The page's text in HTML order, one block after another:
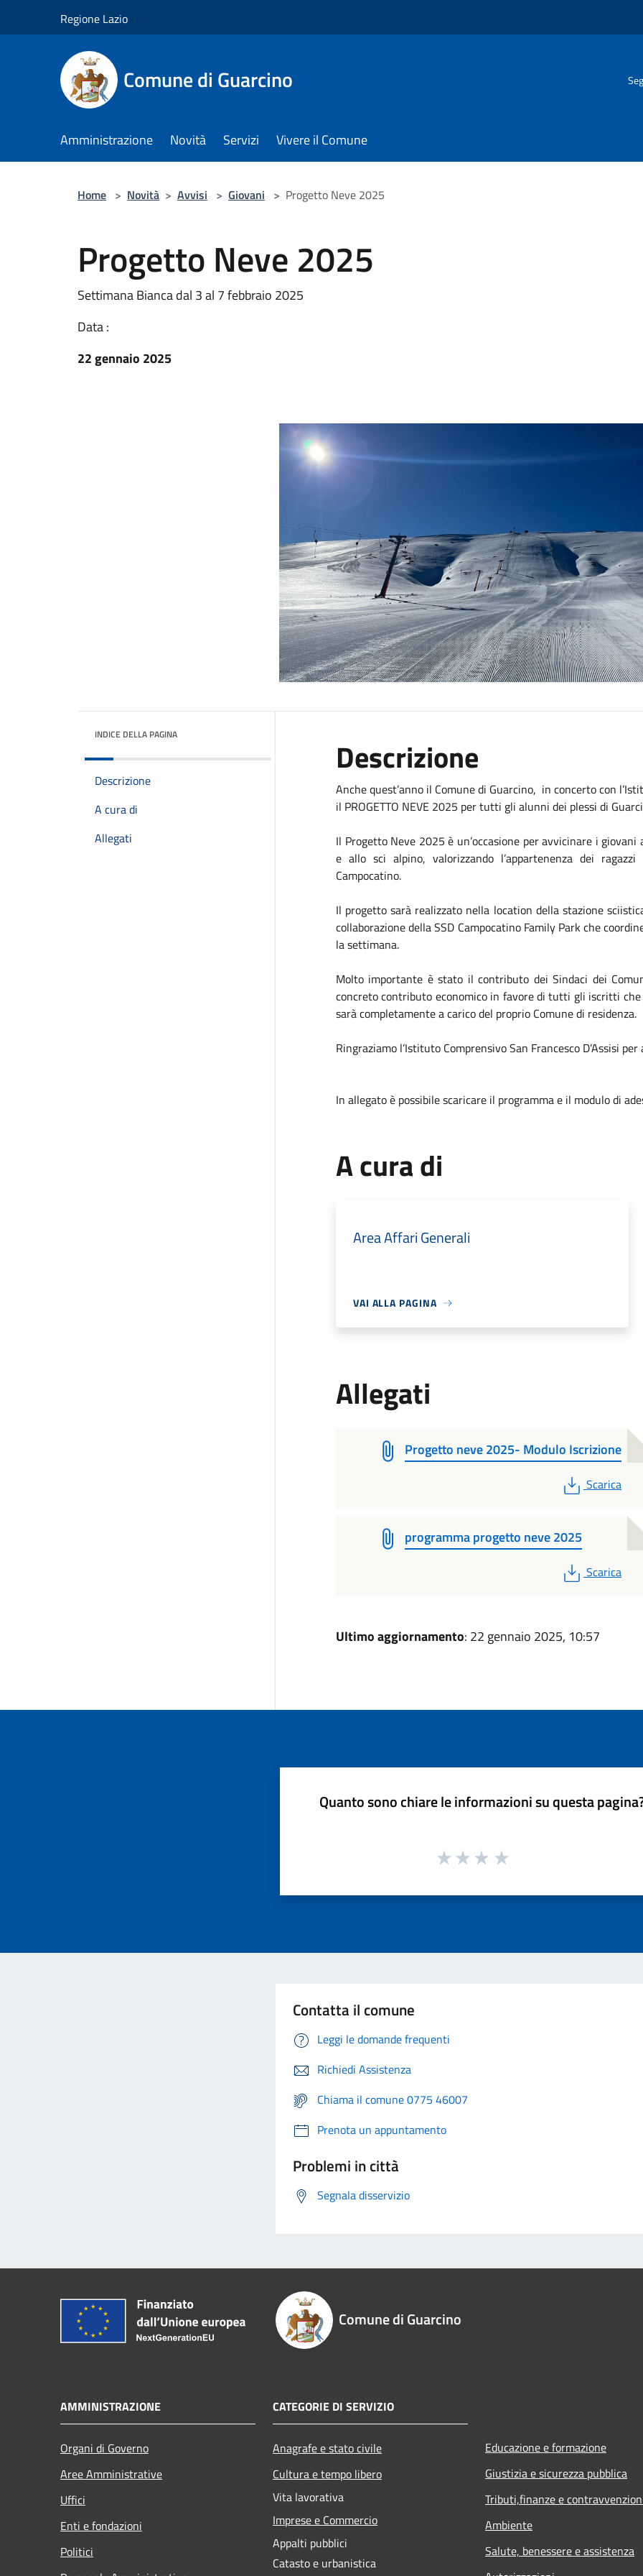
Regione Lazio
Comune di Guarcino
Amministrazione Novità Servizi Vivere il Comune
Home > Novità > Avvisi > Giovani > Progetto Neve 2025
Progetto Neve 2025
Settimana Bianca dal 3 al 7 febbraio 2025
Data :
22 gennaio 2025
INDICE DELLA PAGINA
Descrizione
A cura di
Allegati
Descrizione
Anche quest’anno il Comune di Guarcino, in concerto con
il PROGETTO NEVE 2025 per tutti gli alunni dei plessi di
Il Progetto Neve 2025 è un’occasione per avvicinare i
e allo sci alpino, valorizzando l’appartenenza dei
Campocatino.
Il progetto sarà realizzato nella location della stazione
collaborazione della SSD Campocatino Family Park che
la settimana.
Molto importante è stato il contributo dei Sindaci dei
concreto contributo economico in favore di tutti gli iscritti
sarà completamente a carico del proprio Comune di residenza.
Ringraziamo l’Istituto Comprensivo San Francesco D’Assisi
In allegato è possibile scaricare il programma e il modulo di
A cura di
Area Affari Generali
VAI ALLA PAGINA
Allegati
Progetto neve 2025- Modulo Iscrizione
PDF
Scarica
programma progetto neve 2025
PDF
Scarica
Ultimo aggiornamento: 22 gennaio 2025, 10:57
Quanto sono chiare le informazioni su questa
Contatta il comune
Leggi le domande frequenti
Richiedi Assistenza
Chiama il comune 0775 46007
Prenota un appuntamento
Problemi in città
Segnala disservizio
Comune di Guarcino
AMMINISTRAZIONE
Organi di Governo
Aree Amministrative
Uffici
Enti e fondazioni
Politici
CATEGORIE DI SERVIZIO
Anagrafe e stato civile
Cultura e tempo libero
Vita lavorativa
Imprese e Commercio
Appalti pubblici
Catasto e urbanistica
Educazione e formazione
Giustizia e sicurezza pubblica
Tributi,finanze e
Ambiente
Salute, benessere e assistenza